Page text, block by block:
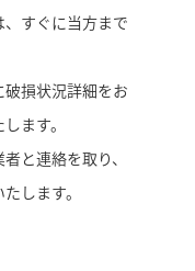
すぐに当方まで
損状況詳細をお
ます。
と連絡を取り、
します。